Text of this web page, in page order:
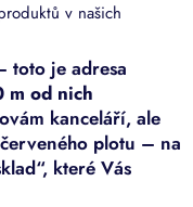
v našich
toto je adresa
m od nich
kanceláří, ale
plotu – na
které Vás